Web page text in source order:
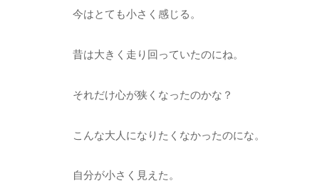
今はとても小さく感じる。
昔は大きく走り回っていたのにね。
それだけ心が狭くなったのかな？
こんな大人になりたくなかったのにな。
自分が小さく見えた。